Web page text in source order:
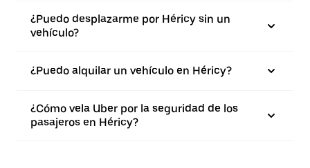
¿Puedo desplazarme por Héricy sin un
vehículo?
¿Puedo alquilar un vehículo en Héricy?
¿Cómo vela Uber por la seguridad de los
pasajeros en Héricy?